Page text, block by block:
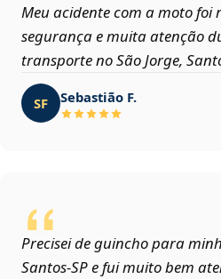
Meu acidente com a moto foi
segurança e muita atenção
transporte no São Jorge,
SF Sebastião F.
Precisei de guincho para
Santos‑SP e fui muito bem